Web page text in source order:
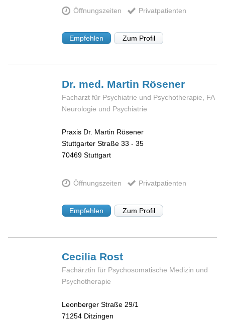
Öffnungszeiten Privatpatienten
Empfehlen Zum Profil
Dr. med. Martin Rösener
Facharzt für Psychiatrie und Psychotherapie, FA
Neurologie und Psychiatrie
Praxis Dr. Martin Rösener
Stuttgarter Straße 33 - 35
70469 Stuttgart
Öffnungszeiten Privatpatienten
Empfehlen Zum Profil
Cecilia Rost
Fachärztin für Psychosomatische Medizin und
Psychotherapie
Leonberger Straße 29/1
71254 Ditzingen